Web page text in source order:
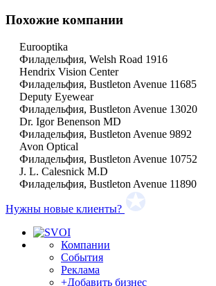
Похожие компании
Eurooptika
Филадельфия, Welsh Road 1916
Hendrix Vision Center
Филадельфия, Bustleton Avenue 11685
Deputy Eyewear
Филадельфия, Bustleton Avenue 13020
Dr. Igor Benenson MD
Филадельфия, Bustleton Avenue 9892
Avon Optical
Филадельфия, Bustleton Avenue 10752
J. L. Calesnick M.D
Филадельфия, Bustleton Avenue 11890
Нужны новые клиенты?
Компании
События
Реклама
+Добавить бизнес